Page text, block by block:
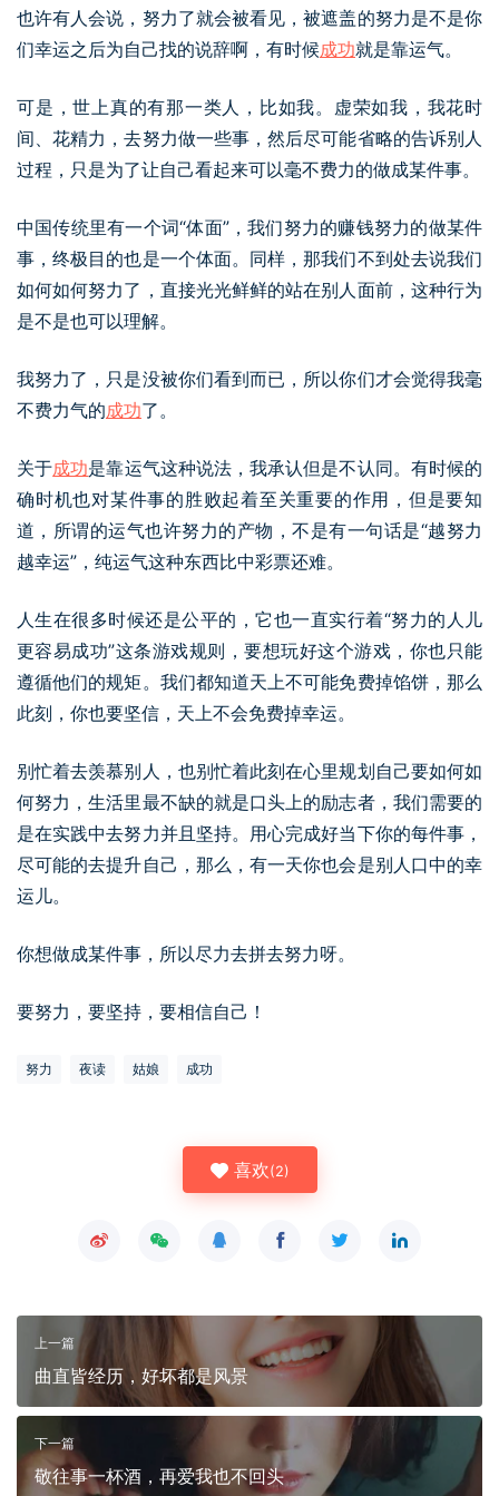
也许有人会说，努力了就会被看见，被遮盖的努力是不是你
们幸运之后为自己找的说辞啊，有时候成功就是靠运气。
可是，世上真的有那一类人，比如我。虚荣如我，我花时
间、花精力，去努力做一些事，然后尽可能省略的告诉别人
过程，只是为了让自己看起来可以毫不费力的做成某件事。
中国传统里有一个词“体面”，我们努力的赚钱努力的做某件
事，终极目的也是一个体面。同样，那我们不到处去说我们
如何如何努力了，直接光光鲜鲜的站在别人面前，这种行为
是不是也可以理解。
我努力了，只是没被你们看到而已，所以你们才会觉得我毫
不费力气的成功了。
关于成功是靠运气这种说法，我承认但是不认同。有时候的
确时机也对某件事的胜败起着至关重要的作用，但是要知
道，所谓的运气也许努力的产物，不是有一句话是“越努力
越幸运”，纯运气这种东西比中彩票还难。
人生在很多时候还是公平的，它也一直实行着“努力的人儿
更容易成功”这条游戏规则，要想玩好这个游戏，你也只能
遵循他们的规矩。我们都知道天上不可能免费掉馅饼，那么
此刻，你也要坚信，天上不会免费掉幸运。
别忙着去羡慕别人，也别忙着此刻在心里规划自己要如何如
何努力，生活里最不缺的就是口头上的励志者，我们需要的
是在实践中去努力并且坚持。用心完成好当下你的每件事，
尽可能的去提升自己，那么，有一天你也会是别人口中的幸
运儿。
你想做成某件事，所以尽力去拼去努力呀。
要努力，要坚持，要相信自己！
努力 夜读 姑娘 成功
喜欢(2)
上一篇
曲直皆经历，好坏都是风景
下一篇
敬往事一杯酒，再爱我也不回头